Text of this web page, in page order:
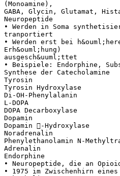
(Monoamine),
GABA, Glycin, Glutamat,
Neuropeptide
• Werden in Soma
tranportiert
• Werden erst bei
Erh&ouml;hung)
ausgesch&uuml;ttet
• Beispiele: Endorphine,
Synthese der Catecholamine
Tyrosin
Tyrosin Hydroxylase
Di-OH-Phenylalanin
L-DOPA
DOPA Decarboxylase
Dopamin
Dopamin -Hydroxylase
Noradrenalin
Phenylethanolamin N-
Adrenalin
Endorphine
• Neuropeptide, die an
• 1975 im Zwischenhirn